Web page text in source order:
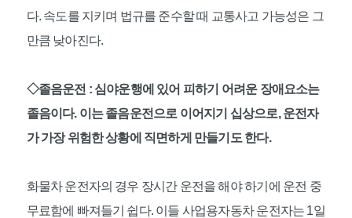
다. 속도를 지키며 법규를 준수할 때 교통사고 가능성은 그
만큼 낮아진다.
◇졸음운전 : 심야운행에 있어 피하기 어려운 장애요소는
졸음이다. 이는 졸음운전으로 이어지기 십상으로, 운전자
가 가장 위험한 상황에 직면하게 만들기도 한다.
화물차 운전자의 경우 장시간 운전을 해야 하기에 운전 중
무료함에 빠져들기 쉽다. 이들 사업용자동차 운전자는 1일